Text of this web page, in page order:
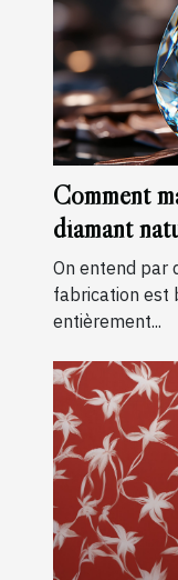
Comment
diamant
On entend par
fabrication est
entièrement...